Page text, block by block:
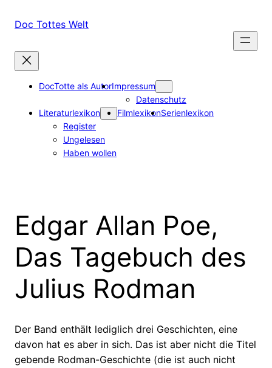
InhaltDoc Tottes Welt
DocTotte als AutorImpressum
Datenschutz
Literaturlexikon
Register
Ungelesen
Haben wollen
FilmlexikonSerienlexikon
Edgar Allan Poe,
Das Tagebuch des
Julius Rodman
Der Band enthält lediglich drei Geschichten, eine
davon hat es aber in sich. Das ist aber nicht die Titel
gebende Rodman-Geschichte (die ist auch nicht